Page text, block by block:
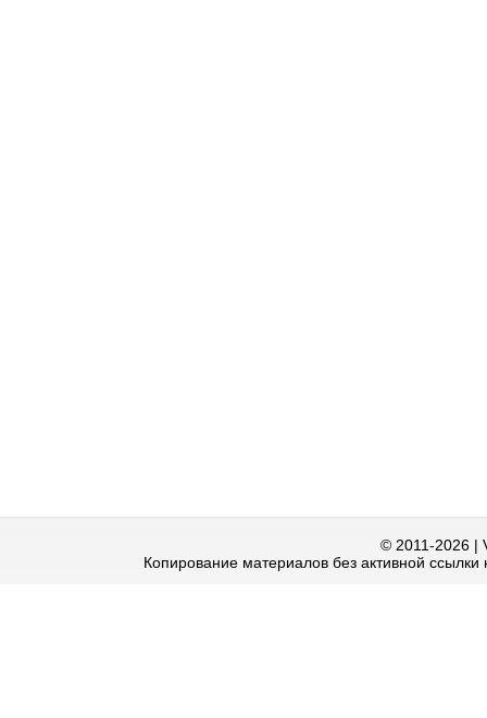
© 2011-2026 |
Копирование материалов без активной